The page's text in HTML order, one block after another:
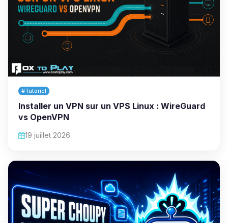
#Tutoriel
Installer un VPN sur un VPS Linux : WireGuard
vs OpenVPN
19 juillet 2026